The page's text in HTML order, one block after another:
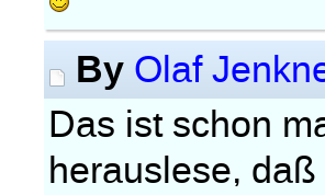
By Olaf
Das ist schon
herauslese,